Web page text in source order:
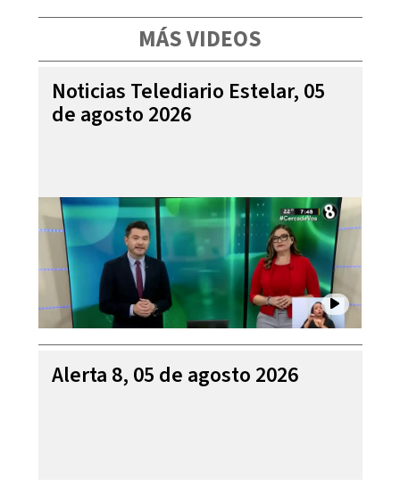
MÁS VIDEOS
Noticias Telediario Estelar, 05
de agosto 2026
Alerta 8, 05 de agosto 2026